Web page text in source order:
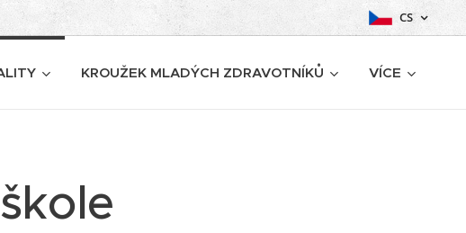
CS
KROUŽEK MLADÝCH ZDRAVOTNÍKŮ VÍCE